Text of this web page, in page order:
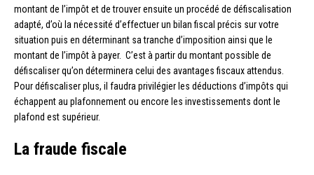
montant de l’impôt et de trouver ensuite un procédé de défiscalisation
adapté, d’où la nécessité d’effectuer un bilan fiscal précis sur votre
situation puis en déterminant sa tranche d’imposition ainsi que le
montant de l’impôt à payer. C’est à partir du montant possible de
défiscaliser qu’on déterminera celui des avantages fiscaux attendus.
Pour défiscaliser plus, il faudra privilégier les déductions d’impôts qui
échappent au plafonnement ou encore les investissements dont le
plafond est supérieur.
La fraude fiscale